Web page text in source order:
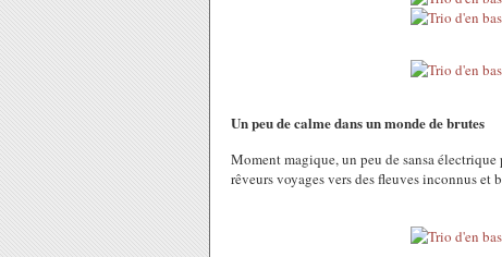
Un peu de calme dans un monde de brutes
Moment magique, un peu de sansa
rêveurs voyages vers des fleuves inconnus et